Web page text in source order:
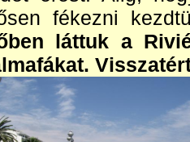
fékezni
láttuk a